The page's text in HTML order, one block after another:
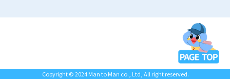
Copyright © 2024 Man to Man co., Ltd, All right reserved.